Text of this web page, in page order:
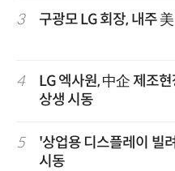
3 구광모 LG 회장, 내주
4
LG 엑사원, 中企 제조
상생 시동
5
'상업용 디스플레이 빌
시동